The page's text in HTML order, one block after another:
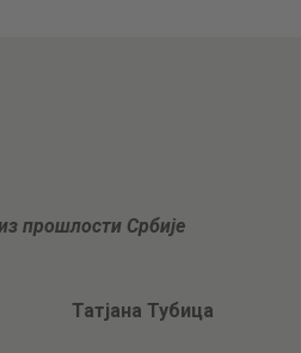
ОД
прошлости Србије
Татјана Тубица